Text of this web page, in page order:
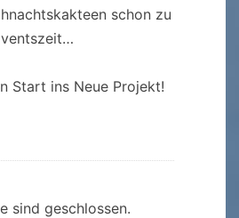
schon zu
Start ins Neue Projekt!
sind geschlossen.